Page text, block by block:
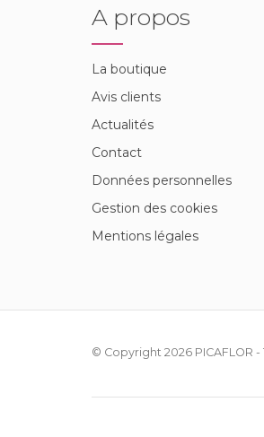
A propos
La boutique
Avis clients
Actualités
Contact
Données personnelles
Gestion des cookies
Mentions légales
© Copyright 2026 PICAFLOR -